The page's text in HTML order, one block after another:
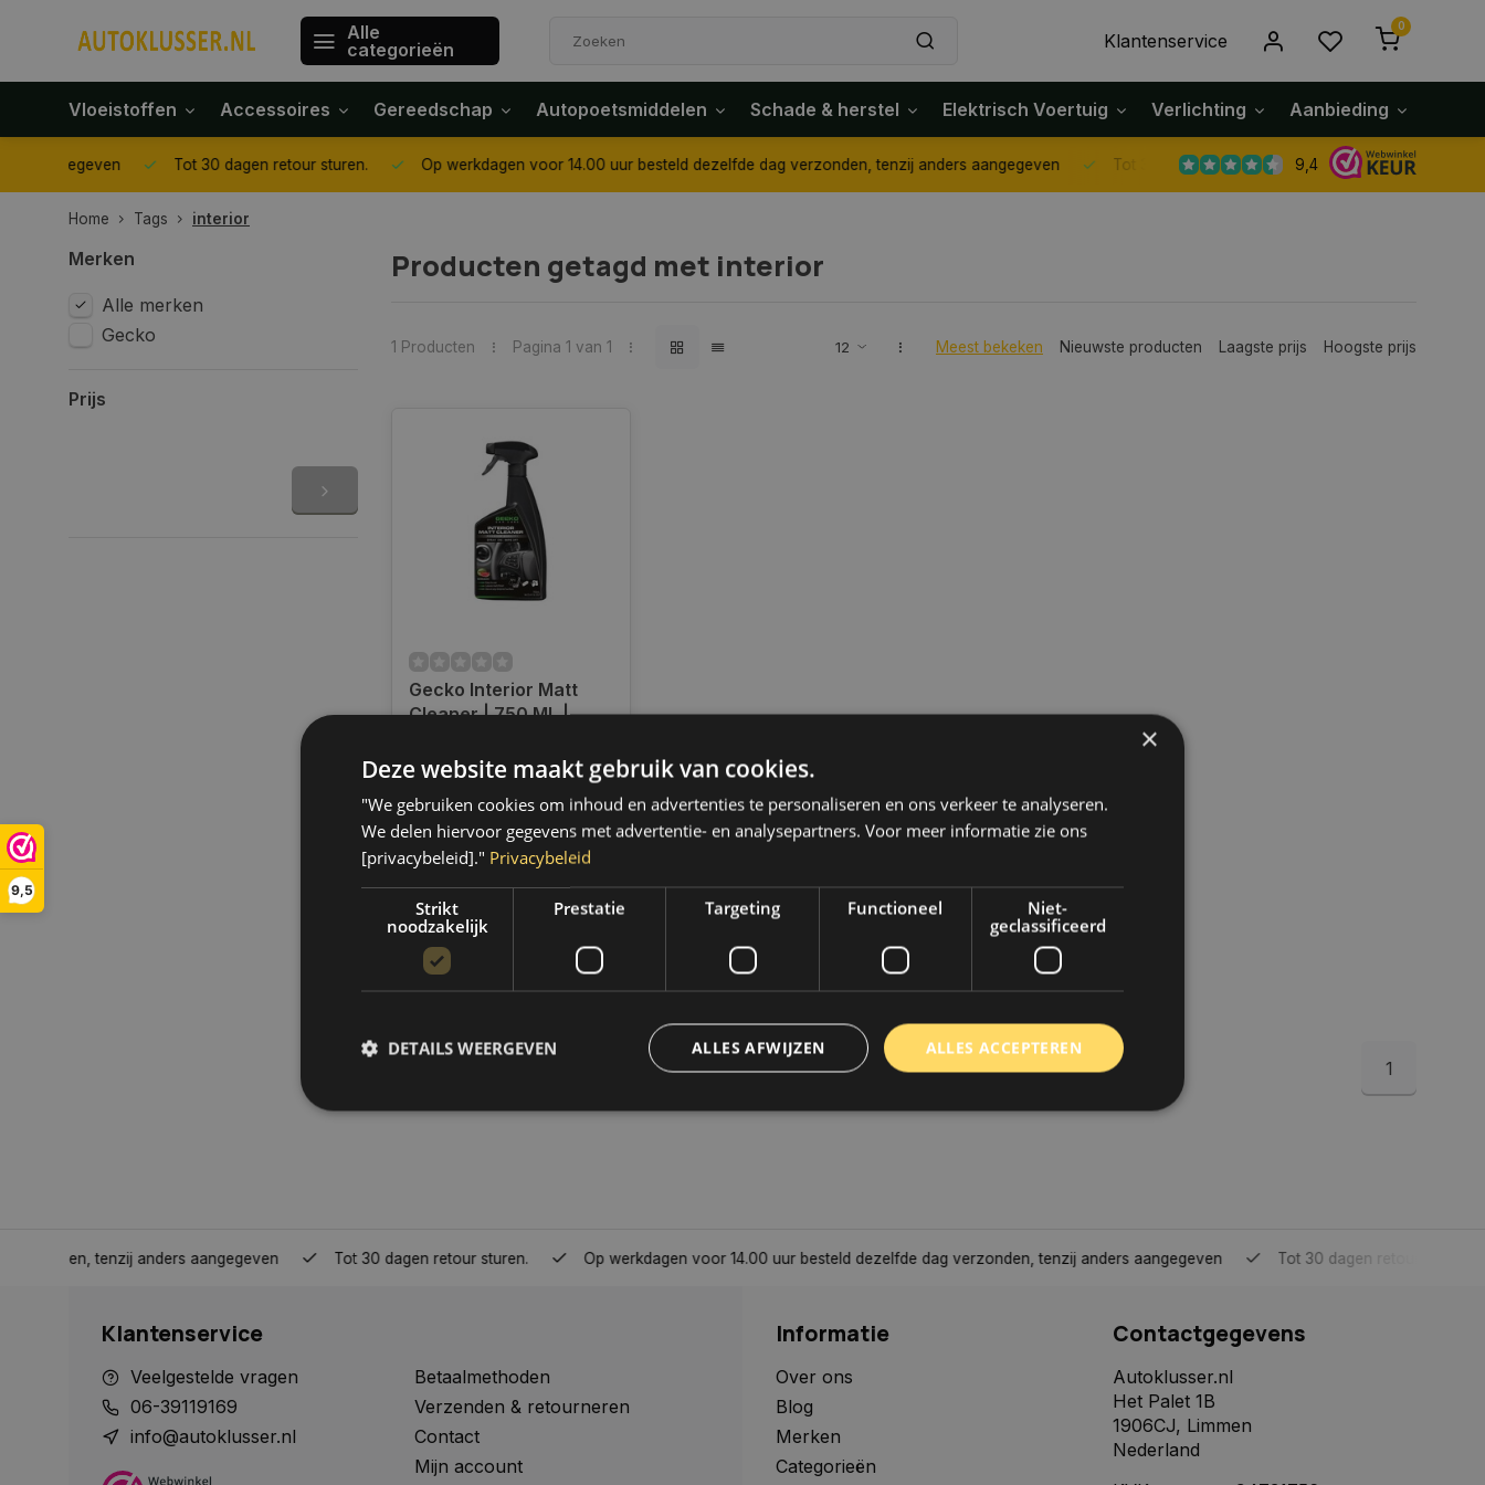
9,5
Alle
categorieën
Klantenservice
0
Vloeistoffen Accessoires Gereedschap Autopoetsmiddelen Schade & herstel Elektrisch Voertuig Verlichting Aanbieding
Tot 30 dagen retour sturen. Op werkdagen voor 14.00 uur besteld dezelfde dag verzonden, tenzij anders aangegeven Tot 30 dagen retour sturen. 9,4
Home Tags interior
Merken
Alle merken
Gecko
Prijs
Producten getagd met interior
1 Producten Pagina 1 van 1 Meest bekeken Nieuwste producten Laagste prijs Hoogste prijs
Gecko Interior Matt
Cleaner | 750 ML |
Indien voorradig,
verzending binnen 2 a 3
werkdagen. Boven de 50,-
gratis verzending. (NL &
BE)
€15,50
Vergelijk
1
tenzij anders aangegeven Tot 30 dagen retour sturen. Op werkdagen voor 14.00 uur besteld dezelfde dag verzonden, tenzij anders aangegeven Tot 30 dagen retour sturen.
Klantenservice
Veelgestelde vragen
06-39119169
info@autoklusser.nl
Betaalmethoden
Verzenden & retourneren
Contact
Mijn account
Informatie
Over ons
Blog
Merken
Categorieën
Contactgegevens
Autoklusser.nl
Het Palet 1B
1906CJ, Limmen
Nederland
×
Deze website maakt gebruik van cookies.
"We gebruiken cookies om inhoud en advertenties te personaliseren en ons verkeer te analyseren.
We delen hiervoor gegevens met advertentie- en analysepartners. Voor meer informatie zie ons
[privacybeleid]." Privacybeleid
Strikt
noodzakelijk
Prestatie Targeting Functioneel
Niet-
geclassificeerd
ALLES ACCEPTEREN
ALLES AFWIJZEN
DETAILS WEERGEVEN
Dit cookie wordt gebruikt om een identificatiecode
sessie ID wordt gebruikt om een veilige en
consistente gebruikerservaring te behouden, ervoor
te zorgen dat pagina wijzigingen of item selecties
worden onthouden van pagina naar pagina. Het slaat
geen persoonlijke gegevens op.
__cf_bm
Deze cookie wordt gebruikt om onderscheid te